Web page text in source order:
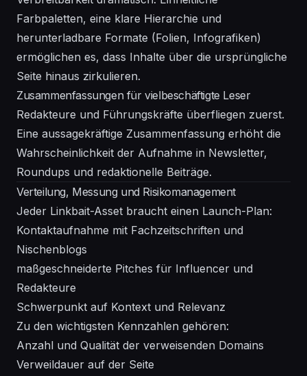
Farbpaletten, eine klare Hierarchie und
herunterladbare Formate (Folien, Infografiken)
ermöglichen es, dass Inhalte über die ursprüngliche
Seite hinaus zirkulieren.
Zusammenfassungen für vielbeschäftigte Leser
Redakteure und Führungskräfte überfliegen zuerst.
Eine aussagekräftige Zusammenfassung erhöht die
Wahrscheinlichkeit der Aufnahme in Newsletter,
Roundups und redaktionelle Beiträge.
Verteilung, Messung und Risikomanagement
Jeder Linkbait-Asset braucht einen Launch-Plan:
Kontaktaufnahme mit Fachzeitschriften und
Nischenblogs
maßgeschneiderte Pitches für Influencer und
Redakteure
Schwerpunkt auf Kontext und Relevanz
Zu den wichtigsten Kennzahlen gehören:
Anzahl und Qualität der verweisenden Domains
Verweildauer auf der Seite